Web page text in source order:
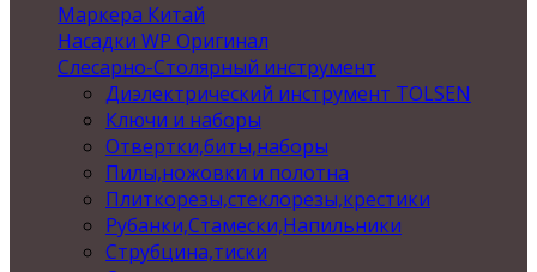
Маркера Китай
Насадки WP Оригинал
Слесарно-Столярный инструмент
Диэлектрический инструмент TOLSEN
Ключи и наборы
Отвертки,биты,наборы
Пилы,ножовки и полотна
Плиткорезы,стеклорезы,крестики
Рубанки,Стамески,Напильники
Струбцина,тиски